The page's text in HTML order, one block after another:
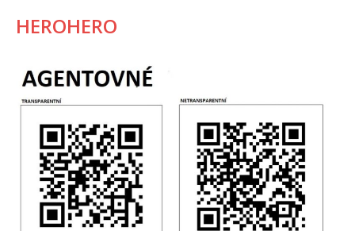
HEROHERO